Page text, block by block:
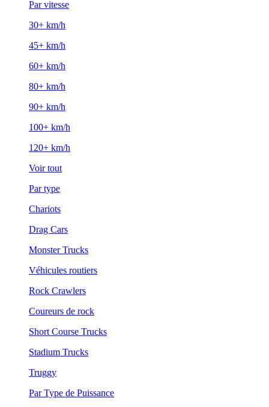
Par vitesse
30+ km/h
45+ km/h
60+ km/h
80+ km/h
90+ km/h
100+ km/h
120+ km/h
Voir tout
Par type
Chariots
Drag Cars
Monster Trucks
Véhicules routiers
Rock Crawlers
Coureurs de rock
Short Course Trucks
Stadium Trucks
Truggy
Par Type de Puissance